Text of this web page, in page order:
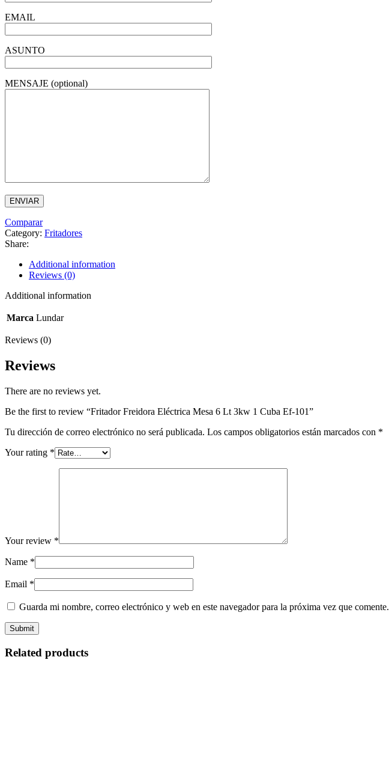
EMAIL
ASUNTO
MENSAJE (optional)
Comparar
Category: Fritadores
Share:
Additional information
Reviews (0)
Additional information
Marca Lundar
Reviews (0)
Reviews
There are no reviews yet.
Be the first to review “Fritador Freidora Eléctrica Mesa 6 Lt 3kw 1 Cuba Ef-101”
Tu dirección de correo electrónico no será publicada. Los campos obligatorios están marcados con *
Your rating *
Your review *
Name *
Email *
Guarda mi nombre, correo electrónico y web en este navegador para la próxima vez que comente.
Related products